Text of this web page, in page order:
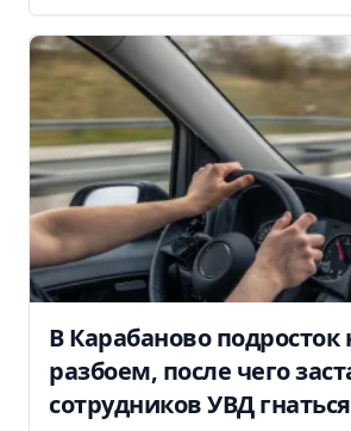
В Карабаново подросток
разбоем, после чего
сотрудников УВД